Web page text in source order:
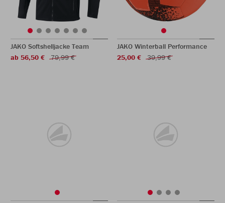
JAKO Softshelljacke Team
ab 56,50 €
79,99 €
JAKO Winterball Performance
25,00 €
39,99 €